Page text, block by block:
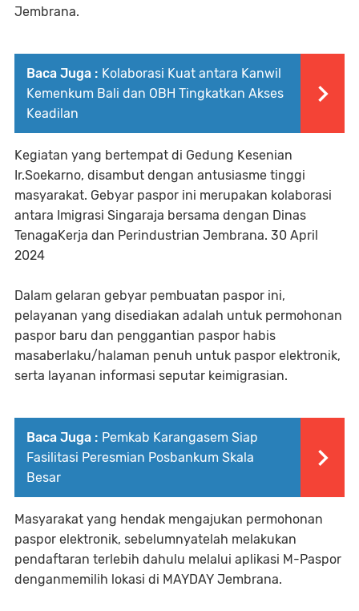
Jembrana.
Baca Juga : Kolaborasi Kuat antara Kanwil
Kemenkum Bali dan OBH Tingkatkan Akses
Keadilan
Kegiatan yang bertempat di Gedung Kesenian
Ir.Soekarno, disambut dengan antusiasme tinggi
masyarakat. Gebyar paspor ini merupakan kolaborasi
antara Imigrasi Singaraja bersama dengan Dinas
TenagaKerja dan Perindustrian Jembrana. 30 April
2024
Dalam gelaran gebyar pembuatan paspor ini,
pelayanan yang disediakan adalah untuk permohonan
paspor baru dan penggantian paspor habis
masaberlaku/halaman penuh untuk paspor elektronik,
serta layanan informasi seputar keimigrasian.
Baca Juga : Pemkab Karangasem Siap
Fasilitasi Peresmian Posbankum Skala
Besar
Masyarakat yang hendak mengajukan permohonan
paspor elektronik, sebelumnyatelah melakukan
pendaftaran terlebih dahulu melalui aplikasi M-Paspor
denganmemilih lokasi di MAYDAY Jembrana.